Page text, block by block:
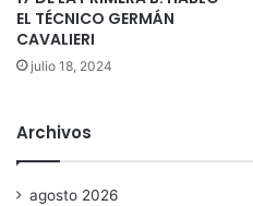
EL TÉCNICO GERMÁN
CAVALIERI
julio 18, 2024
Archivos
agosto 2026